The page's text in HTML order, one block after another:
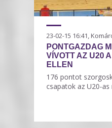
23-02-15 16:41,
PONTGAZDAG
VÍVOTT AZ U20
ELLEN
176 pontot
csapatok az U20-as